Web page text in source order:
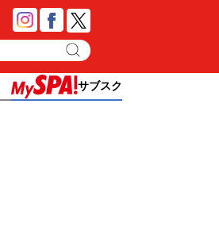
サブスク